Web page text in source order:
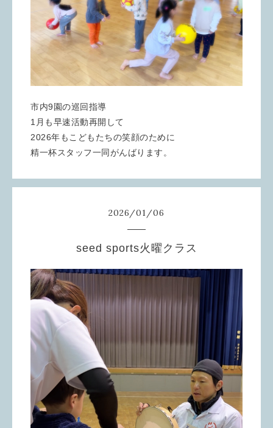
市内9園の巡回指導
1月も早速活動再開して
2026年もこどもたちの笑顔のために
精一杯スタッフ一同がんばります。
2026/01/06
seed sports火曜クラス